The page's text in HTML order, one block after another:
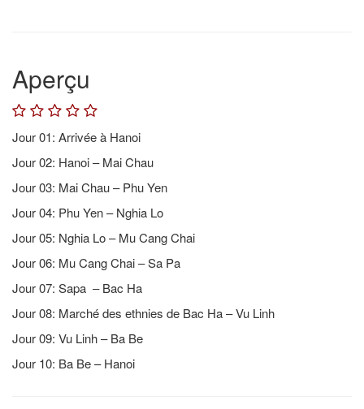
Aperçu
Jour 01: Arrivée à Hanoi
Jour 02: Hanoi – Mai Chau
Jour 03: Mai Chau – Phu Yen
Jour 04: Phu Yen – Nghia Lo
Jour 05: Nghia Lo – Mu Cang Chai
Jour 06: Mu Cang Chai – Sa Pa
Jour 07: Sapa – Bac Ha
Jour 08: Marché des ethnies de Bac Ha – Vu Linh
Jour 09: Vu Linh – Ba Be
Jour 10: Ba Be – Hanoi